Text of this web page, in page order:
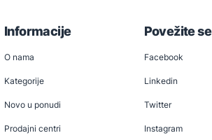
Informacije
O nama
Kategorije
Novo u ponudi
Prodajni centri
Povežite se
Facebook
Linkedin
Twitter
Instagram